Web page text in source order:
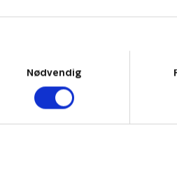
Nødvendig